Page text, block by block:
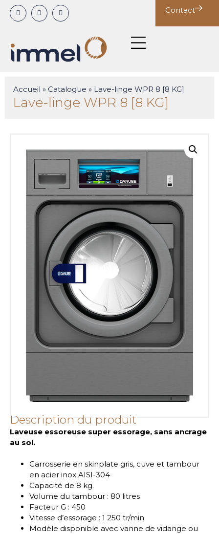
Contact
Accueil » Catalogue » Lave-linge WPR 8 [8 KG]
Lave-linge WPR 8 [8 KG]
Description du produit
Laveuse essoreuse super essorage, sans ancrage
au sol.
Carrosserie en skinplate gris, cuve et tambour
en acier inox AISI-304
Capacité de 8 kg.
Volume du tambour : 80 litres
Facteur G : 450
Vitesse d’essorage : 1 250 tr/min
Modèle disponible avec vanne de vidange ou
Panneau de gestion des cookies